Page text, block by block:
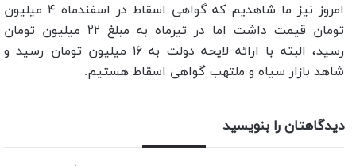
امروز نیز ما شاهدیم که گواهی اسقاط در اسفندماه ۴ میلیون
تومان قیمت داشت اما در تیرماه به مبلغ ۲۲ میلیون تومان
رسید، البته با ارائه لایحه دولت به ۱۶ میلیون تومان رسید و
شاهد بازار سیاه و ملتهب گواهی اسقاط هستیم.
دیدگاهتان را بنویسید